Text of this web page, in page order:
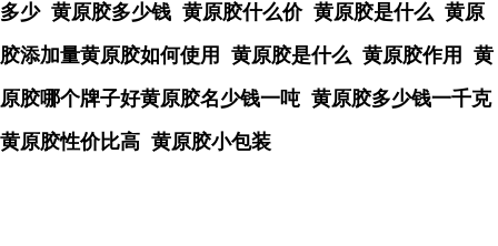
多少 黄原胶多少钱 黄原胶什么价 黄原胶是什么 黄原
胶添加量黄原胶如何使用 黄原胶是什么 黄原胶作用 黄
原胶哪个牌子好黄原胶名少钱一吨 黄原胶多少钱一千克
黄原胶性价比高 黄原胶小包装